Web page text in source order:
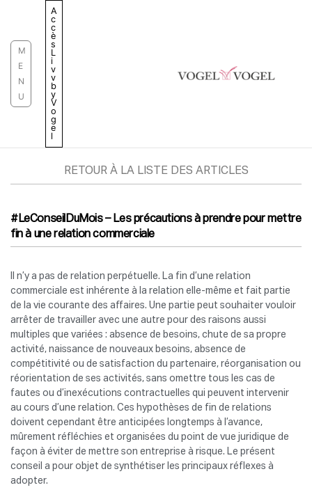
M
E
N
U
A
c
c
è
s
L
i
v
v
b
y
V
o
g
e
l
RETOUR À LA LISTE DES ARTICLES
#LeConseilDuMois – Les précautions à prendre pour mettre
fin à une relation commerciale
Il n’y a pas de relation perpétuelle. La fin d’une relation
commerciale est inhérente à la relation elle-même et fait partie
de la vie courante des affaires. Une partie peut souhaiter vouloir
arrêter de travailler avec une autre pour des raisons aussi
multiples que variées : absence de besoins, chute de sa propre
activité, naissance de nouveaux besoins, absence de
compétitivité ou de satisfaction du partenaire, réorganisation ou
réorientation de ses activités, sans omettre tous les cas de
fautes ou d’inexécutions contractuelles qui peuvent intervenir
au cours d’une relation. Ces hypothèses de fin de relations
doivent cependant être anticipées longtemps à l’avance,
mûrement réfléchies et organisées du point de vue juridique de
façon à éviter de mettre son entreprise à risque. Le présent
conseil a pour objet de synthétiser les principaux réflexes à
adopter.